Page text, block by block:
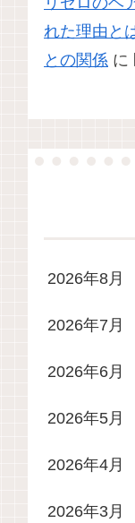
れた理由と
との関係 に
2026年8月
2026年7月
2026年6月
2026年5月
2026年4月
2026年3月